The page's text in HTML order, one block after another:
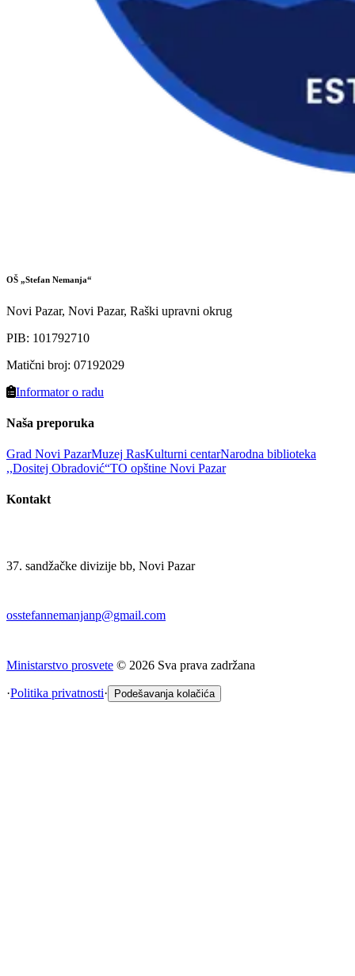
OŠ „Stefan Nemanja“
Novi Pazar, Novi Pazar, Raški upravni okrug
PIB: 101792710
Matični broj: 07192029
Informator o radu
Naša preporuka
Grad Novi PazarMuzej RasKulturni centarNarodna biblioteka
,,Dositej Obradović“TO opštine Novi Pazar
Kontakt
37. sandžačke divizije bb, Novi Pazar
osstefannemanjanp@gmail.com
Ministarstvo prosvete © 2026 Sva prava zadržana
·Politika privatnosti· Podešavanja kolačića